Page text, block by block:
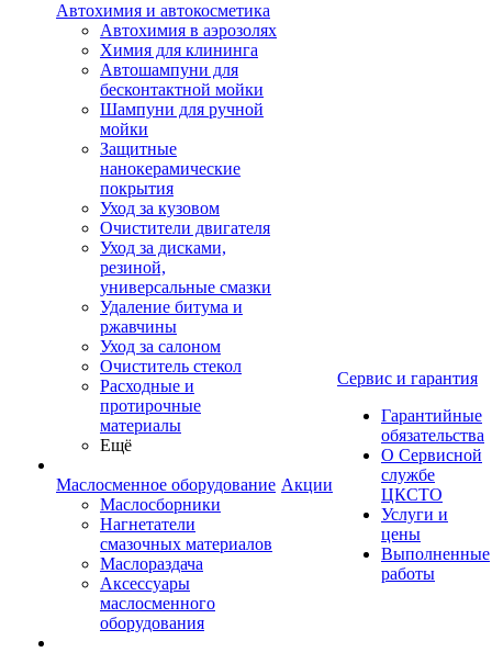
Автохимия и автокосметика
Автохимия в аэрозолях
Химия для клининга
Автошампуни для
бесконтактной мойки
Шампуни для ручной
мойки
Защитные
нанокерамические
покрытия
Уход за кузовом
Очистители двигателя
Уход за дисками,
резиной,
универсальные смазки
Удаление битума и
ржавчины
Уход за салоном
Очиститель стекол
Расходные и
протирочные
материалы
Ещё
Маслосменное оборудование
Маслосборники
Нагнетатели
смазочных материалов
Маслораздача
Аксессуары
маслосменного
оборудования
Акции
Сервис и гарантия
Гарантийные
обязательства
О Сервисной
службе
ЦКСТО
Услуги и
цены
Выполненные
работы